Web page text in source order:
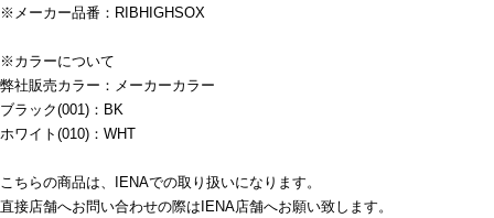
※メーカー品番：RIBHIGHSOX
※カラーについて
弊社販売カラー：メーカーカラー
ブラック(001)：BK
ホワイト(010)：WHT
こちらの商品は、IENAでの取り扱いになります。
直接店舗へお問い合わせの際はIENA店舗へお願い致します。